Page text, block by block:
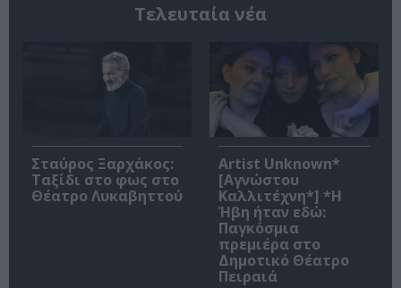
Τελευταία νέα
Σταύρος Ξαρχάκος:
Ταξίδι στο φως στο
Θέατρο Λυκαβηττού
Artist Unknown*
[Αγνώστου
Καλλιτέχνη*] *Η
Ήβη ήταν εδώ:
Παγκόσμια
πρεμιέρα στο
Δημοτικό Θέατρο
Πειραιά